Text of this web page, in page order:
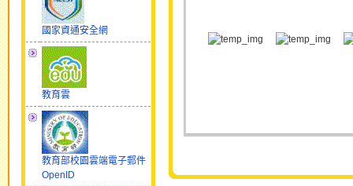
國家資通安全網
教育雲
教育部校園雲端電子郵件
OpenID